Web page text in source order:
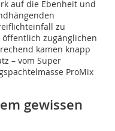
auf die Ebenheit und
zu
zugänglichen
kamen knapp
– vom Super
ProMix
gewissen